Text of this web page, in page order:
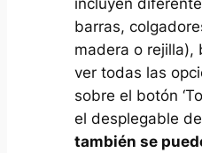
incluyen
barras,
madera o rejilla),
ver todas las
sobre el botón
el desplegable
también se